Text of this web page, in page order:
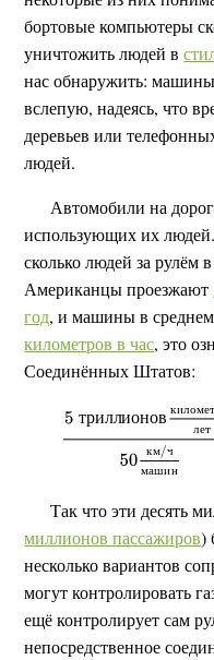
бортовые компьютеры
уничтожить людей в
нас обнаружить: машины
вслепую, надеясь, что
деревьев или
людей.
Автомобили на
использующих их
сколько людей за рулём
Американцы проезжают
год, и машины в
километров в час, это
Соединённых Штатов:
триллионов километ
лет
км ч
машин
Так что эти десять
миллионов пассажиров)
несколько вариантов
могут контролировать
ещё контролирует сам
непосредственное